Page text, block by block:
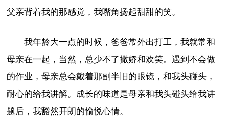
父亲背着我的那感觉，我嘴角扬起甜甜的笑。
我年龄大一点的时候，爸爸常外出打工，我就常和
母亲在一起，当然，总少不了撒娇和欢笑。遇到不会做
的作业，母亲总会戴着那副半旧的眼镜，和我头碰头，
耐心的给我讲解。成长的味道是母亲和我头碰头给我讲
题后，我豁然开朗的愉悦心情。